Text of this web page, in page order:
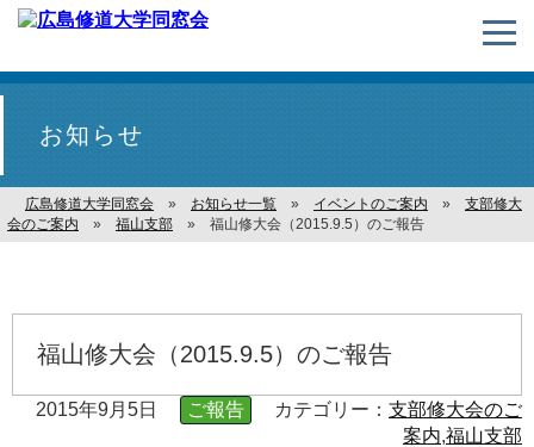
お知らせ
広島修道大学同窓会 » お知らせ一覧 » イベントのご案内 » 支部修大
会のご案内 » 福山支部 » 福山修大会（2015.9.5）のご報告
福山修大会（2015.9.5）のご報告
2015年9月5日 ご報告 カテゴリー： 支部修大会のご
案内,福山支部